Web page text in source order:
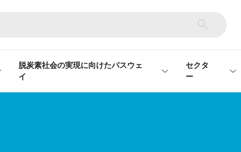
脱炭素社会の実現に向けたパスウェ
イ
セクタ
ー